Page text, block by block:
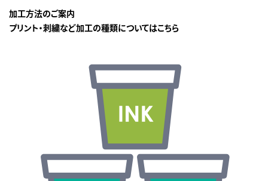
加工方法のご案内
プリント・刺繍など加工の種類についてはこちら